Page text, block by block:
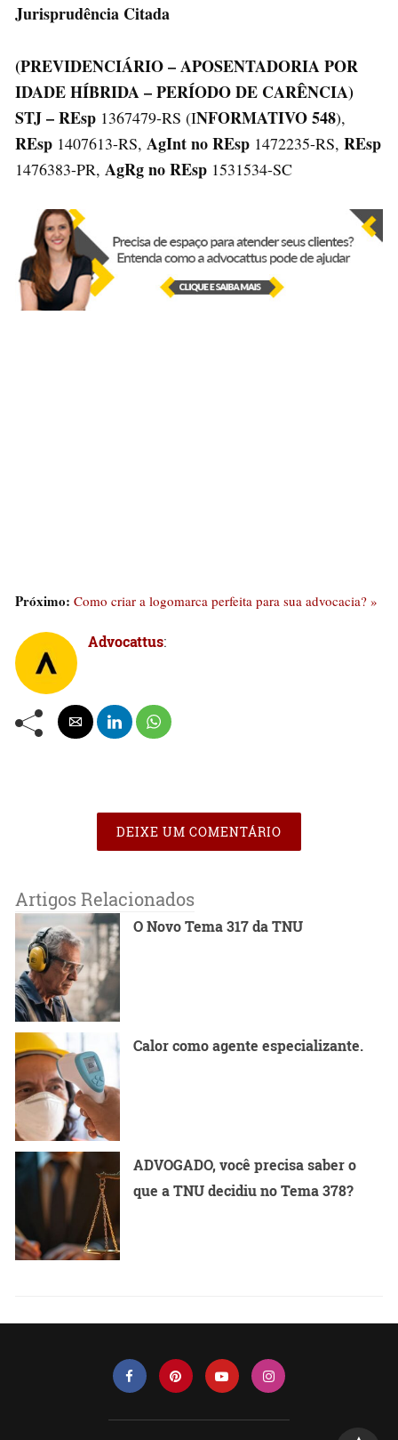
Jurisprudência Citada
(PREVIDENCIÁRIO – APOSENTADORIA POR
IDADE HÍBRIDA – PERÍODO DE CARÊNCIA)
STJ – REsp 1367479-RS (INFORMATIVO 548),
REsp 1407613-RS, AgInt no REsp 1472235-RS, REsp
1476383-PR, AgRg no REsp 1531534-SC
Próximo: Como criar a logomarca perfeita para sua advocacia? »
Advocattus:
DEIXE UM COMENTÁRIO
Artigos Relacionados
O Novo Tema 317 da TNU
Calor como agente especializante.
ADVOGADO, você precisa saber o
que a TNU decidiu no Tema 378?